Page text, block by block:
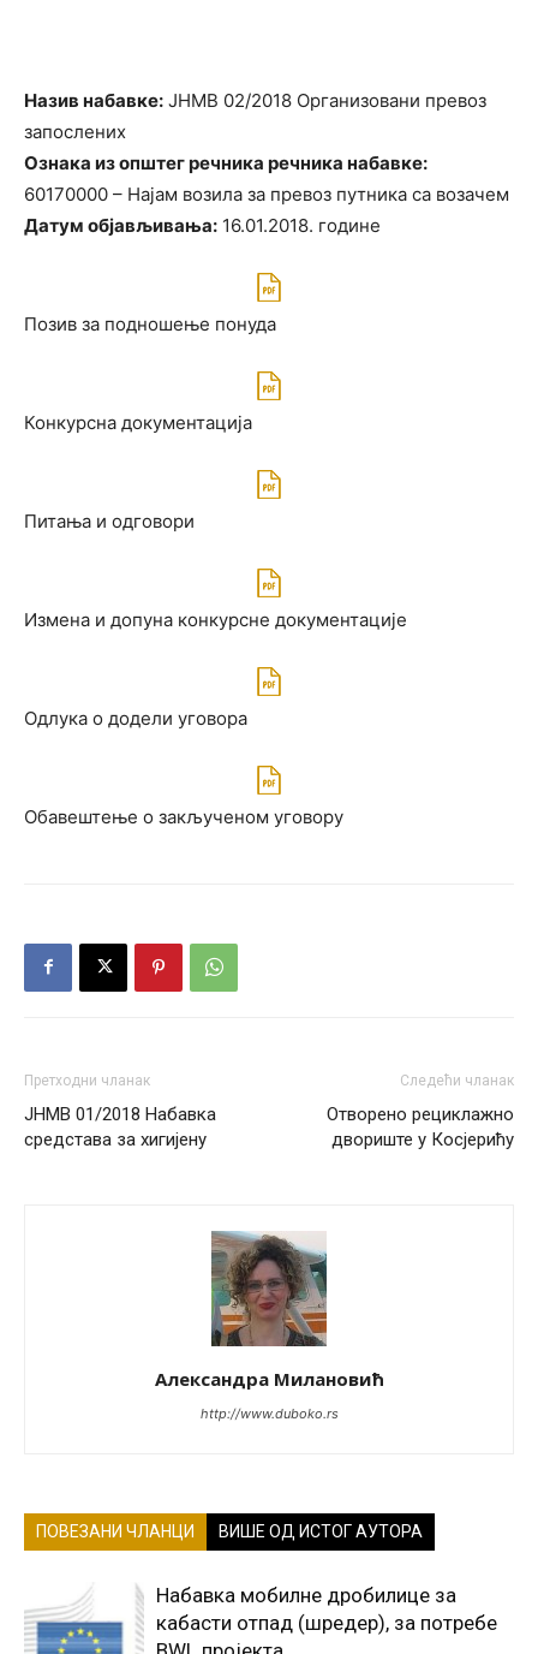
Назив набавке: ЈНМВ 02/2018 Организовани превоз
запослених
Ознака из општег речника речника набавке:
60170000 – Најам возила за превоз путника са возачем
Датум објављивања: 16.01.2018. године
Позив за подношење понуда
Конкурсна документацијa
Питања и одговoри
Измена и допуна конкурсне документације
Одлука о додели уговора
Обавештење о закљученом уговору
Претходни чланак
ЈНМВ 01/2018 Набавка
средстава за хигијену
Следећи чланак
Отворено рециклажно
двориште у Косјерићу
Александра Милановић
http://www.duboko.rs
ПОВЕЗАНИ ЧЛАНЦИ ВИШЕ ОД ИСТОГ АУТОРА
Набавка мобилне дробилице за
кабасти отпад (шредер), за потребе